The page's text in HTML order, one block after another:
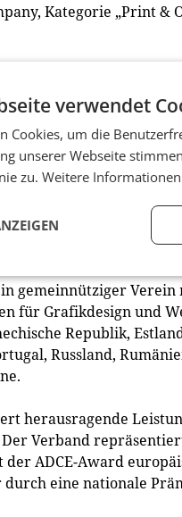
Kategorie „Print &
in the Process of
Screens – Non-static
„Integration
für Erste Group Bank
innovation in film)
Kategorie „Film &
gemeinnütziger Verein
für Grafikdesign und
Republik,
Russland,
herausragende
Verband
ADCE-Award
eine nationale
verwendet
Cookies, um die
unserer Webseite
zu. Weitere Informationen